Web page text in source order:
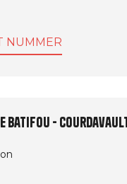
NUMMER
Batifou -